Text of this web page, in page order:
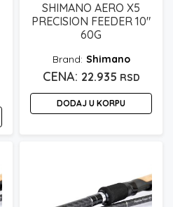
SHIMANO AERO X5
PRECISION FEEDER 10″
60G
Shimano
22.935 RSD
DODAJ U KORPU